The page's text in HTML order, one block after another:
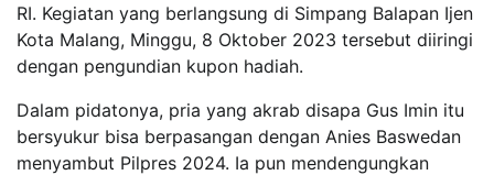
RI. Kegiatan yang berlangsung di Simpang Balapan Ijen
Kota Malang, Minggu, 8 Oktober 2023 tersebut diiringi
dengan pengundian kupon hadiah.
Dalam pidatonya, pria yang akrab disapa Gus Imin itu
bersyukur bisa berpasangan dengan Anies Baswedan
menyambut Pilpres 2024. Ia pun mendengungkan